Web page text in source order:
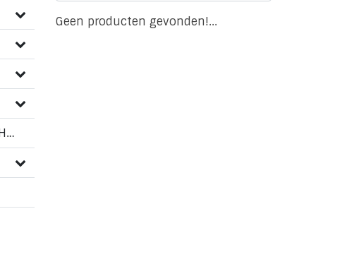
Bescherming tegen Corona & HMPV virus
Geen producten gevonden!...